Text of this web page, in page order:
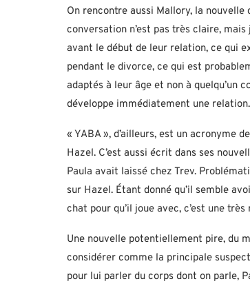
On rencontre aussi Mallory, la
conversation n’est pas très claire,
avant le début de leur relation, ce qui
pendant le divorce, ce qui est
adaptés à leur âge et non à quelqu’un
développe immédiatement une
« YABA », d’ailleurs, est un acronyme
Hazel. C’est aussi écrit dans ses
Paula avait laissé chez Trev.
sur Hazel. Étant donné qu’il semble
chat pour qu’il joue avec, c’est une
Une nouvelle potentiellement pire, du
considérer comme la principale
pour lui parler du corps dont on parle,